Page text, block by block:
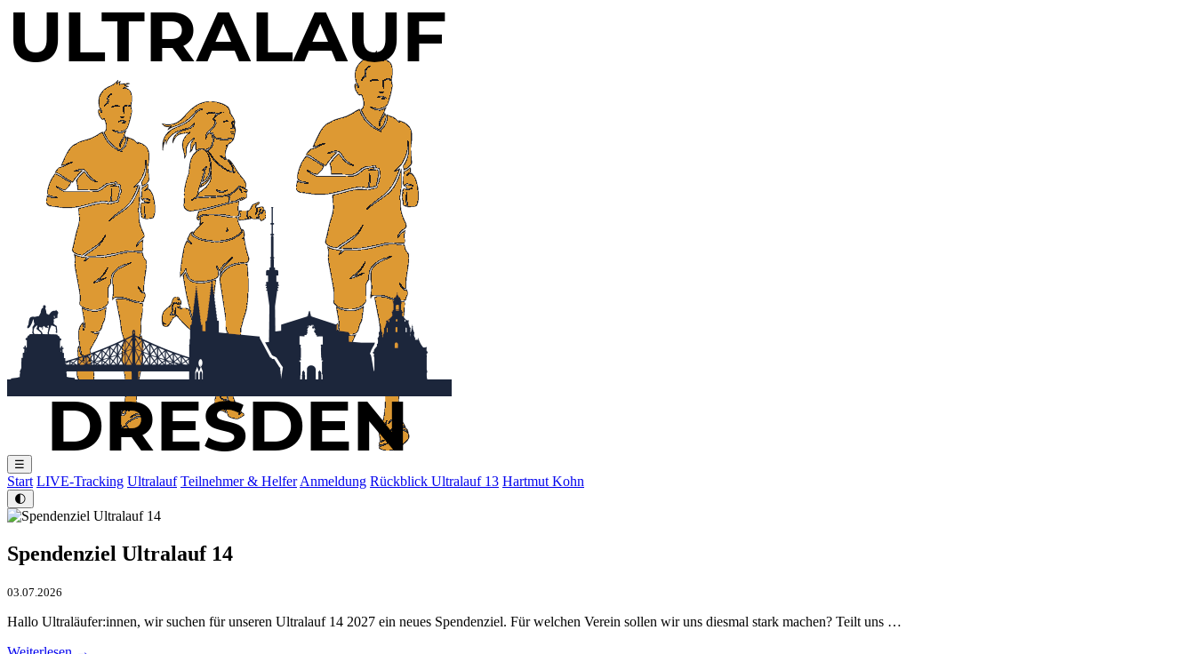
☰
Start LIVE-Tracking Ultralauf Teilnehmer & Helfer Anmeldung Rückblick Ultralauf 13 Hartmut Kohn
🌓
Spendenziel Ultralauf 14
03.07.2026
Hallo Ultraläufer:innen, wir suchen für unseren Ultralauf 14 2027 ein neues Spendenziel. Für welchen Verein sollen wir uns diesmal stark machen? Teilt uns …